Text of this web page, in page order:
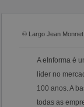
© Largo Jean
A eInforma é
líder no
100 anos. A
todas as